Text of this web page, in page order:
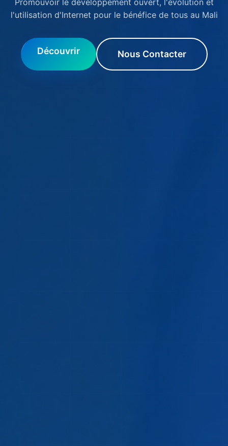
l'utilisation d'Internet pour le bénéfice de tous au Mali
Découvrir Nous Contacter